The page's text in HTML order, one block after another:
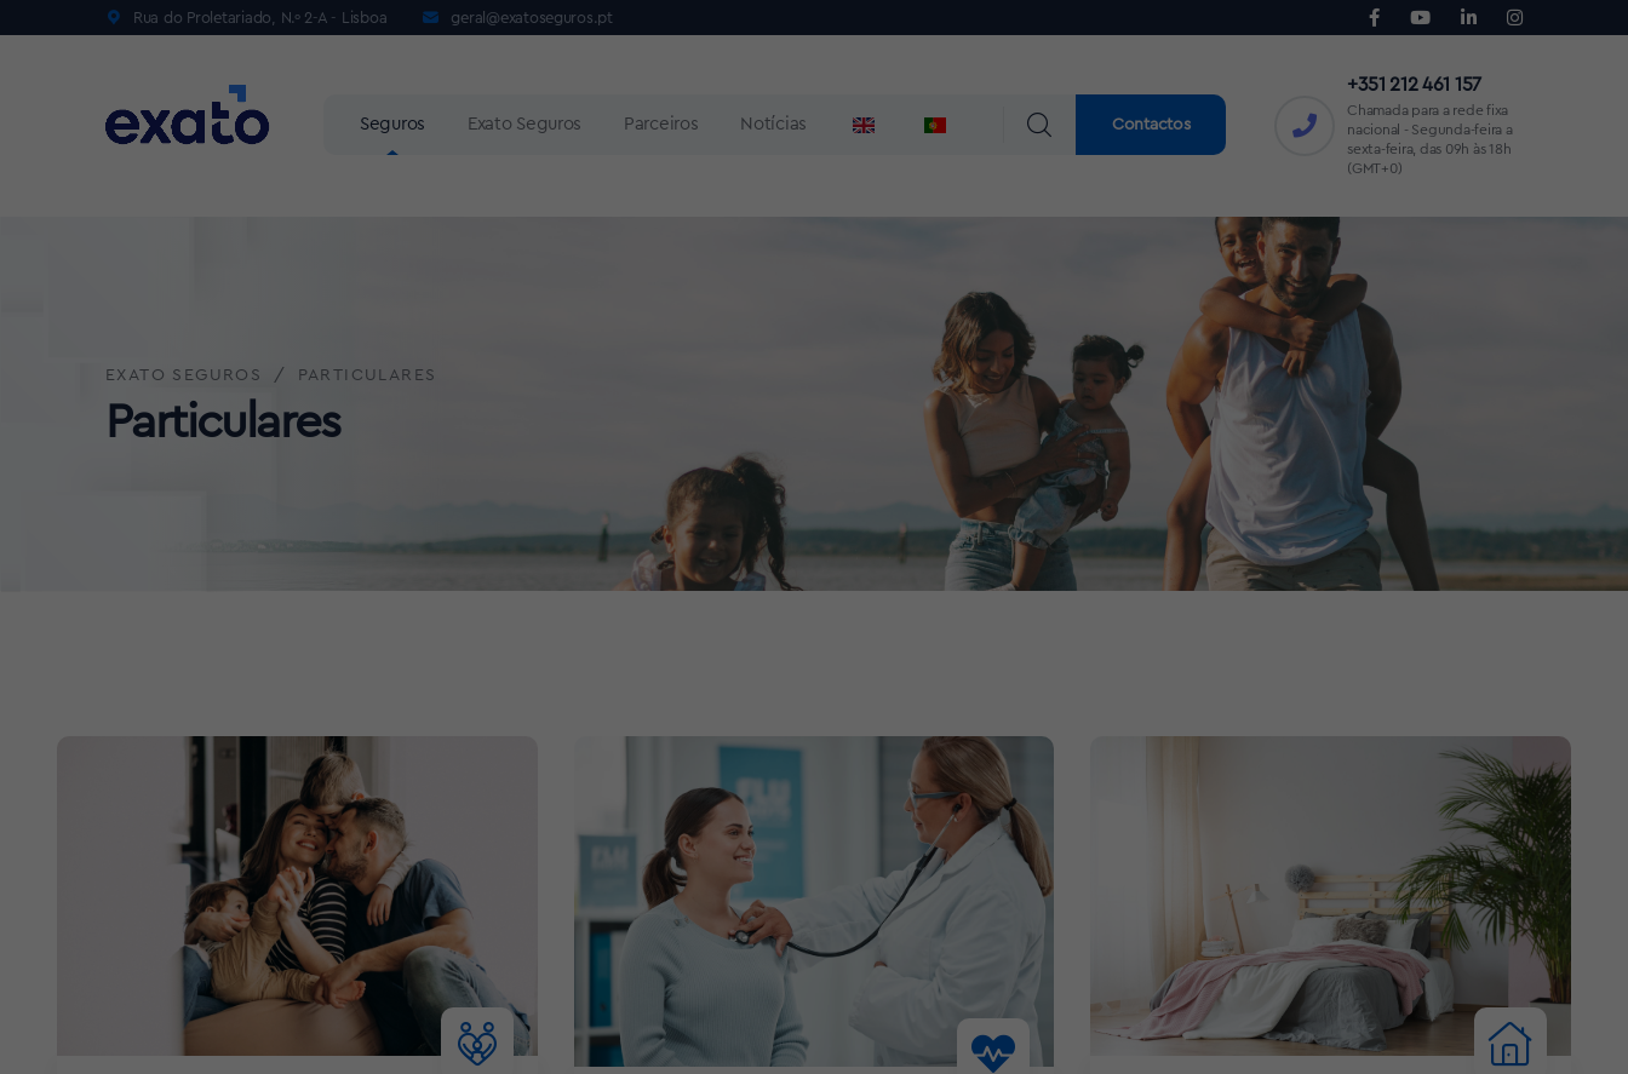
Rua do Proletariado, N.º 2-A - Lisboa geral@exatoseguros.pt
Seguros Exato Seguros Parceiros Notícias Contactos
+351 212 461 157
Chamada para a rede fixa
nacional - Segunda-feira a
sexta-feira, das 09h às 18h
(GMT+0)
EXATO SEGUROS PARTICULARES
Particulares